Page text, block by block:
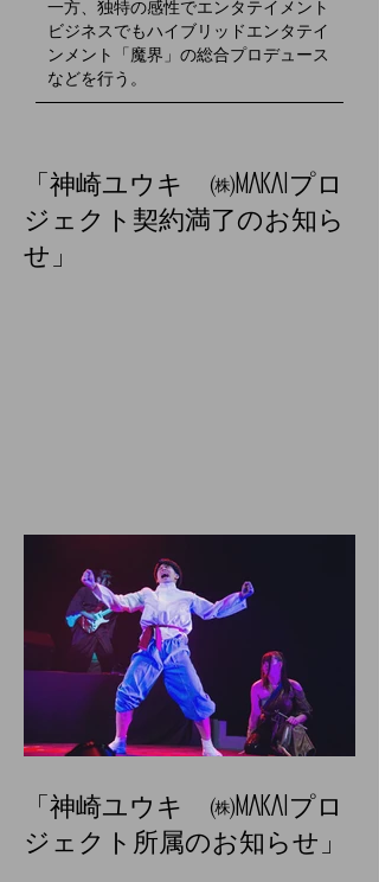
​一方、独特の感性でエンタテイメント
ビジネスでもハイブリッドエンタテイ
ンメント「魔界」の総合プロデュース
などを行う。
「神崎ユウキ ㈱MAKAIプロ
ジェクト契約満了のお知ら
せ」
「神崎ユウキ ㈱MAKAIプロ
ジェクト所属のお知らせ」